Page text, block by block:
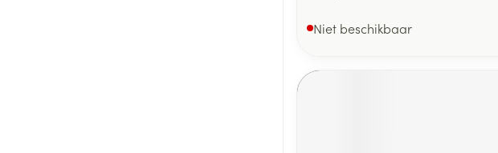
Niet beschikbaar